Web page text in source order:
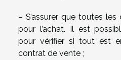
– S’assurer que toutes
pour l’achat. Il est
pour vérifier si tout est
contrat de vente ;